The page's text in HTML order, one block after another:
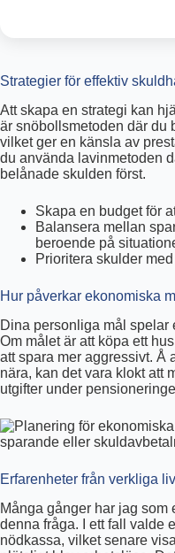
Strategier för effektiv
Att skapa en strategi kan
är snöbollsmetoden där du
vilket ger en känsla av
du använda lavinmetoden
belånade skulden först.
Skapa en budget för
Balansera mellan
beroende på
Prioritera skulder
Hur påverkar ekonomiska
Dina personliga mål spelar
Om målet är att köpa ett
att spara mer aggressivt. Å
nära, kan det vara klokt att
utgifter under
Erfarenheter från verkliga
Många gånger har jag som
denna fråga. I ett fall valde
nödkassa, vilket senare